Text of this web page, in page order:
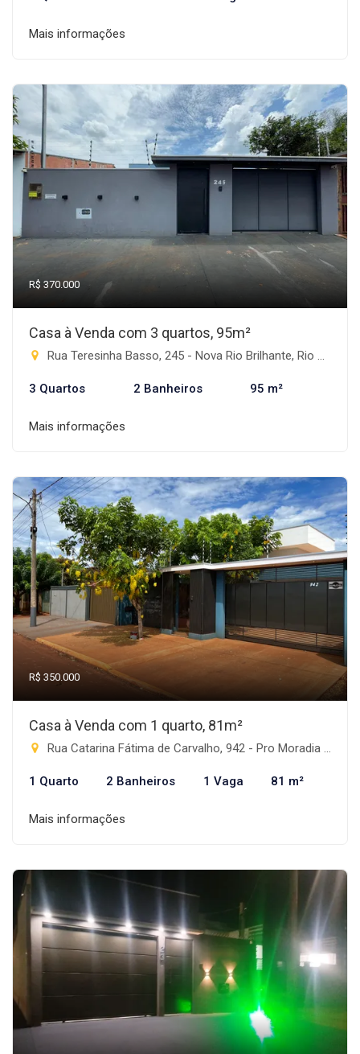
Mais informações
R$ 370.000
Casa à Venda com 3 quartos, 95m²
Rua Teresinha Basso, 245 - Nova Rio Brilhante, Rio Brilhante-MS
3 Quartos 2 Banheiros 95 m²
Mais informações
R$ 350.000
Casa à Venda com 1 quarto, 81m²
Rua Catarina Fátima de Carvalho, 942 - Pro Moradia XIV, Rio Brilhante-MS
1 Quarto 2 Banheiros 1 Vaga 81 m²
Mais informações